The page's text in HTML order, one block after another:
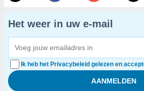
Het weer in uw e-mail
Ik heb het Privacybeleid gelezen en